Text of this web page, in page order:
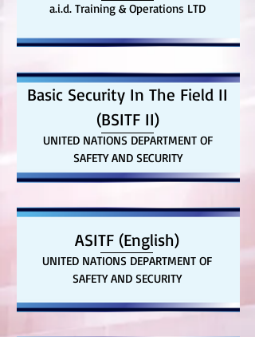
ASITF (English)
UNITED NATIONS DEPARTMENT OF
SAFETY AND SECURITY
Basic Security In The Field II
(BSITF II)
UNITED NATIONS DEPARTMENT OF
SAFETY AND SECURITY
a.i.d. Training & Operations LTD